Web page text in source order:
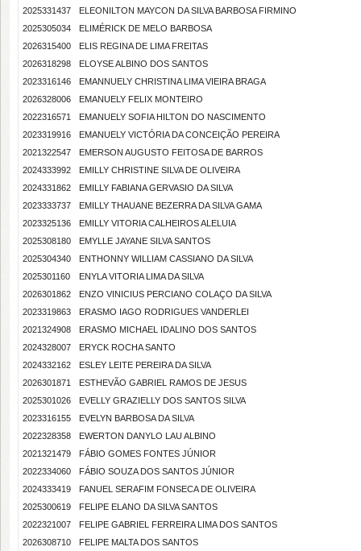
2025331437
ELEONILTON MAYCON DA SILVA BARBOSA FIRMINO
2025305034
ELIMÉRICK DE MELO BARBOSA
2026315400
ELIS REGINA DE LIMA FREITAS
2026318298
ELOYSE ALBINO DOS SANTOS
2023316146
EMANNUELY CHRISTINA LIMA VIEIRA BRAGA
2026328006
EMANUELY FELIX MONTEIRO
2022316571
EMANUELY SOFIA HILTON DO NASCIMENTO
2023319916
EMANUELY VICTÓRIA DA CONCEIÇÃO PEREIRA
2021322547
EMERSON AUGUSTO FEITOSA DE BARROS
2024333992
EMILLY CHRISTINE SILVA DE OLIVEIRA
2024331862
EMILLY FABIANA GERVASIO DA SILVA
2023333737
EMILLY THAUANE BEZERRA DA SILVA GAMA
2023325136
EMILLY VITORIA CALHEIROS ALELUIA
2025308180
EMYLLE JAYANE SILVA SANTOS
2025304340
ENTHONNY WILLIAM CASSIANO DA SILVA
2025301160
ENYLA VITORIA LIMA DA SILVA
2026301862
ENZO VINICIUS PERCIANO COLAÇO DA SILVA
2023319863
ERASMO IAGO RODRIGUES VANDERLEI
2021324908
ERASMO MICHAEL IDALINO DOS SANTOS
2024328007
ERYCK ROCHA SANTO
2024332162
ESLEY LEITE PEREIRA DA SILVA
2026301871
ESTHEVÃO GABRIEL RAMOS DE JESUS
2025301026
EVELLY GRAZIELLY DOS SANTOS SILVA
2023316155
EVELYN BARBOSA DA SILVA
2022328358
EWERTON DANYLO LAU ALBINO
2021321479
FÁBIO GOMES FONTES JÚNIOR
2022334060
FÁBIO SOUZA DOS SANTOS JÚNIOR
2024333419
FANUEL SERAFIM FONSECA DE OLIVEIRA
2025300619
FELIPE ELANO DA SILVA SANTOS
2022321007
FELIPE GABRIEL FERREIRA LIMA DOS SANTOS
2026308710
FELIPE MALTA DOS SANTOS